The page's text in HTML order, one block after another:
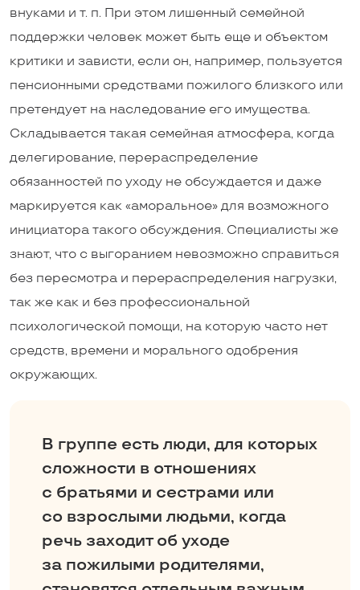
внуками и т. п. При этом лишенный семейной
поддержки человек может быть еще и объектом
критики и зависти, если он, например, пользуется
пенсионными средствами пожилого близкого или
претендует на наследование его имущества.
Складывается такая семейная атмосфера, когда
делегирование, перераспределение
обязанностей по уходу не обсуждается и даже
маркируется как «аморальное» для возможного
инициатора такого обсуждения. Специалисты же
знают, что с выгоранием невозможно справиться
без пересмотра и перераспределения нагрузки,
так же как и без профессиональной
психологической помощи, на которую часто нет
средств, времени и морального одобрения
окружающих.
В группе есть люди, для которых
сложности в отношениях
с братьями и сестрами или
со взрослыми людьми, когда
речь заходит об уходе
за пожилыми родителями,